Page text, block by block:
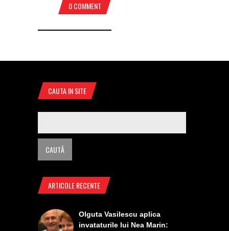
0 COMMENT
CAUTA IN SITE
ARTICOLE RECENTE
Olguta Vasilescu aplica
invataturile lui Nea Marin: